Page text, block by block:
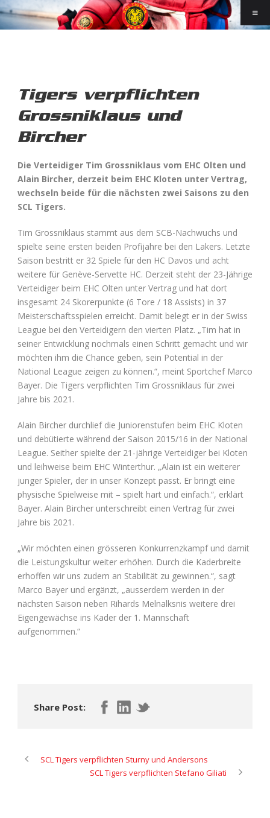
Tigers verpflichten
Grossniklaus und
Bircher
Die Verteidiger Tim Grossniklaus vom EHC Olten und
Alain Bircher, derzeit beim EHC Kloten unter Vertrag,
wechseln beide für die nächsten zwei Saisons zu den
SCL Tigers.
Tim Grossniklaus stammt aus dem SCB-Nachwuchs und
spielte seine ersten beiden Profijahre bei den Lakers. Letzte
Saison bestritt er 32 Spiele für den HC Davos und acht
weitere für Genève-Servette HC. Derzeit steht der 23-Jährige
Verteidiger beim EHC Olten unter Vertrag und hat dort
insgesamt 24 Skorerpunkte (6 Tore / 18 Assists) in 37
Meisterschaftsspielen erreicht. Damit belegt er in der Swiss
League bei den Verteidigern den vierten Platz. „Tim hat in
seiner Entwicklung nochmals einen Schritt gemacht und wir
möchten ihm die Chance geben, sein Potential in der
National League zeigen zu können.“, meint Sportchef Marco
Bayer. Die Tigers verpflichten Tim Grossniklaus für zwei
Jahre bis 2021.
Alain Bircher durchlief die Juniorenstufen beim EHC Kloten
und debütierte während der Saison 2015/16 in der National
League. Seither spielte der 21-jährige Verteidiger bei Kloten
und leihweise beim EHC Winterthur. „Alain ist ein weiterer
junger Spieler, der in unser Konzept passt. Er bringt eine
physische Spielweise mit – spielt hart und einfach.“, erklärt
Bayer. Alain Bircher unterschreibt einen Vertrag für zwei
Jahre bis 2021.
„Wir möchten einen grösseren Konkurrenzkampf und damit
die Leistungskultur weiter erhöhen. Durch die Kaderbreite
erhoffen wir uns zudem an Stabilität zu gewinnen.“, sagt
Marco Bayer und ergänzt, „ausserdem werden in der
nächsten Saison neben Rihards Melnalksnis weitere drei
Eigengewächse ins Kader der 1. Mannschaft
aufgenommen.“
Share Post:
SCL Tigers verpflichten Sturny und Andersons
SCL Tigers verpflichten Stefano Giliati